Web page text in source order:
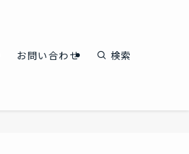
お問い合わせ 検索